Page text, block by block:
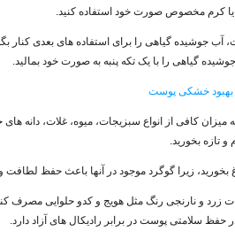
کرم مخصوص صورت خود استفاده کنید.
آب جوشیده گیاهی را برای استفاده های بعدی کنار
گیاهی را با یک تکه پنبه به صورت خود بمالید.
بهبود خشکی پوست
میزان کافی از انواع سبزیجات، میوه، غلات، دانه
و تازه بخورید.
زرد و نارنجی رنگ مثل هویج و کدو حلوایی مصرف
سلامتی پوست در برابر رادیکال های آزاد دارد.